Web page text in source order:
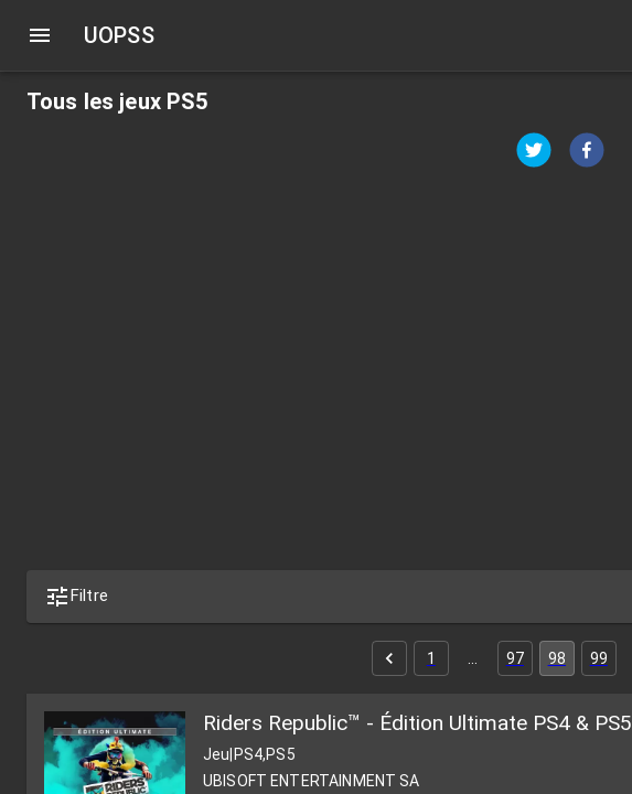
UOPSS
Tous les jeux PS5
Filtre
1 97 98 99
Riders Republic™ - Édition Ultimate PS4 & PS5
Jeu|PS4,PS5
UBISOFT ENTERTAINMENT SA